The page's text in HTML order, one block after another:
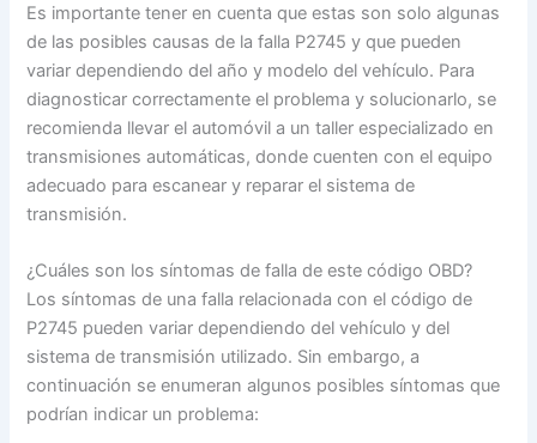
Es importante tener en cuenta que estas son solo algunas
de las posibles causas de la falla P2745 y que pueden
variar dependiendo del año y modelo del vehículo. Para
diagnosticar correctamente el problema y solucionarlo, se
recomienda llevar el automóvil a un taller especializado en
transmisiones automáticas, donde cuenten con el equipo
adecuado para escanear y reparar el sistema de
transmisión.
¿Cuáles son los síntomas de falla de este código OBD?
Los síntomas de una falla relacionada con el código de
P2745 pueden variar dependiendo del vehículo y del
sistema de transmisión utilizado. Sin embargo, a
continuación se enumeran algunos posibles síntomas que
podrían indicar un problema: